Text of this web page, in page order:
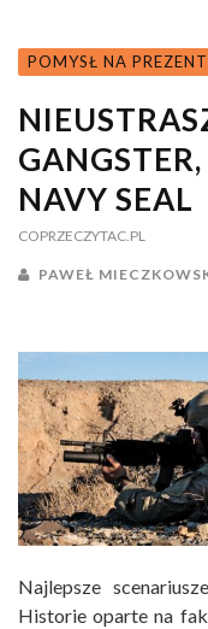
POMYSŁ NA PREZENT
NAVY SEAL
COPRZECZYTAC.PL
PAWEŁ
Najlepsze
Historie oparte na